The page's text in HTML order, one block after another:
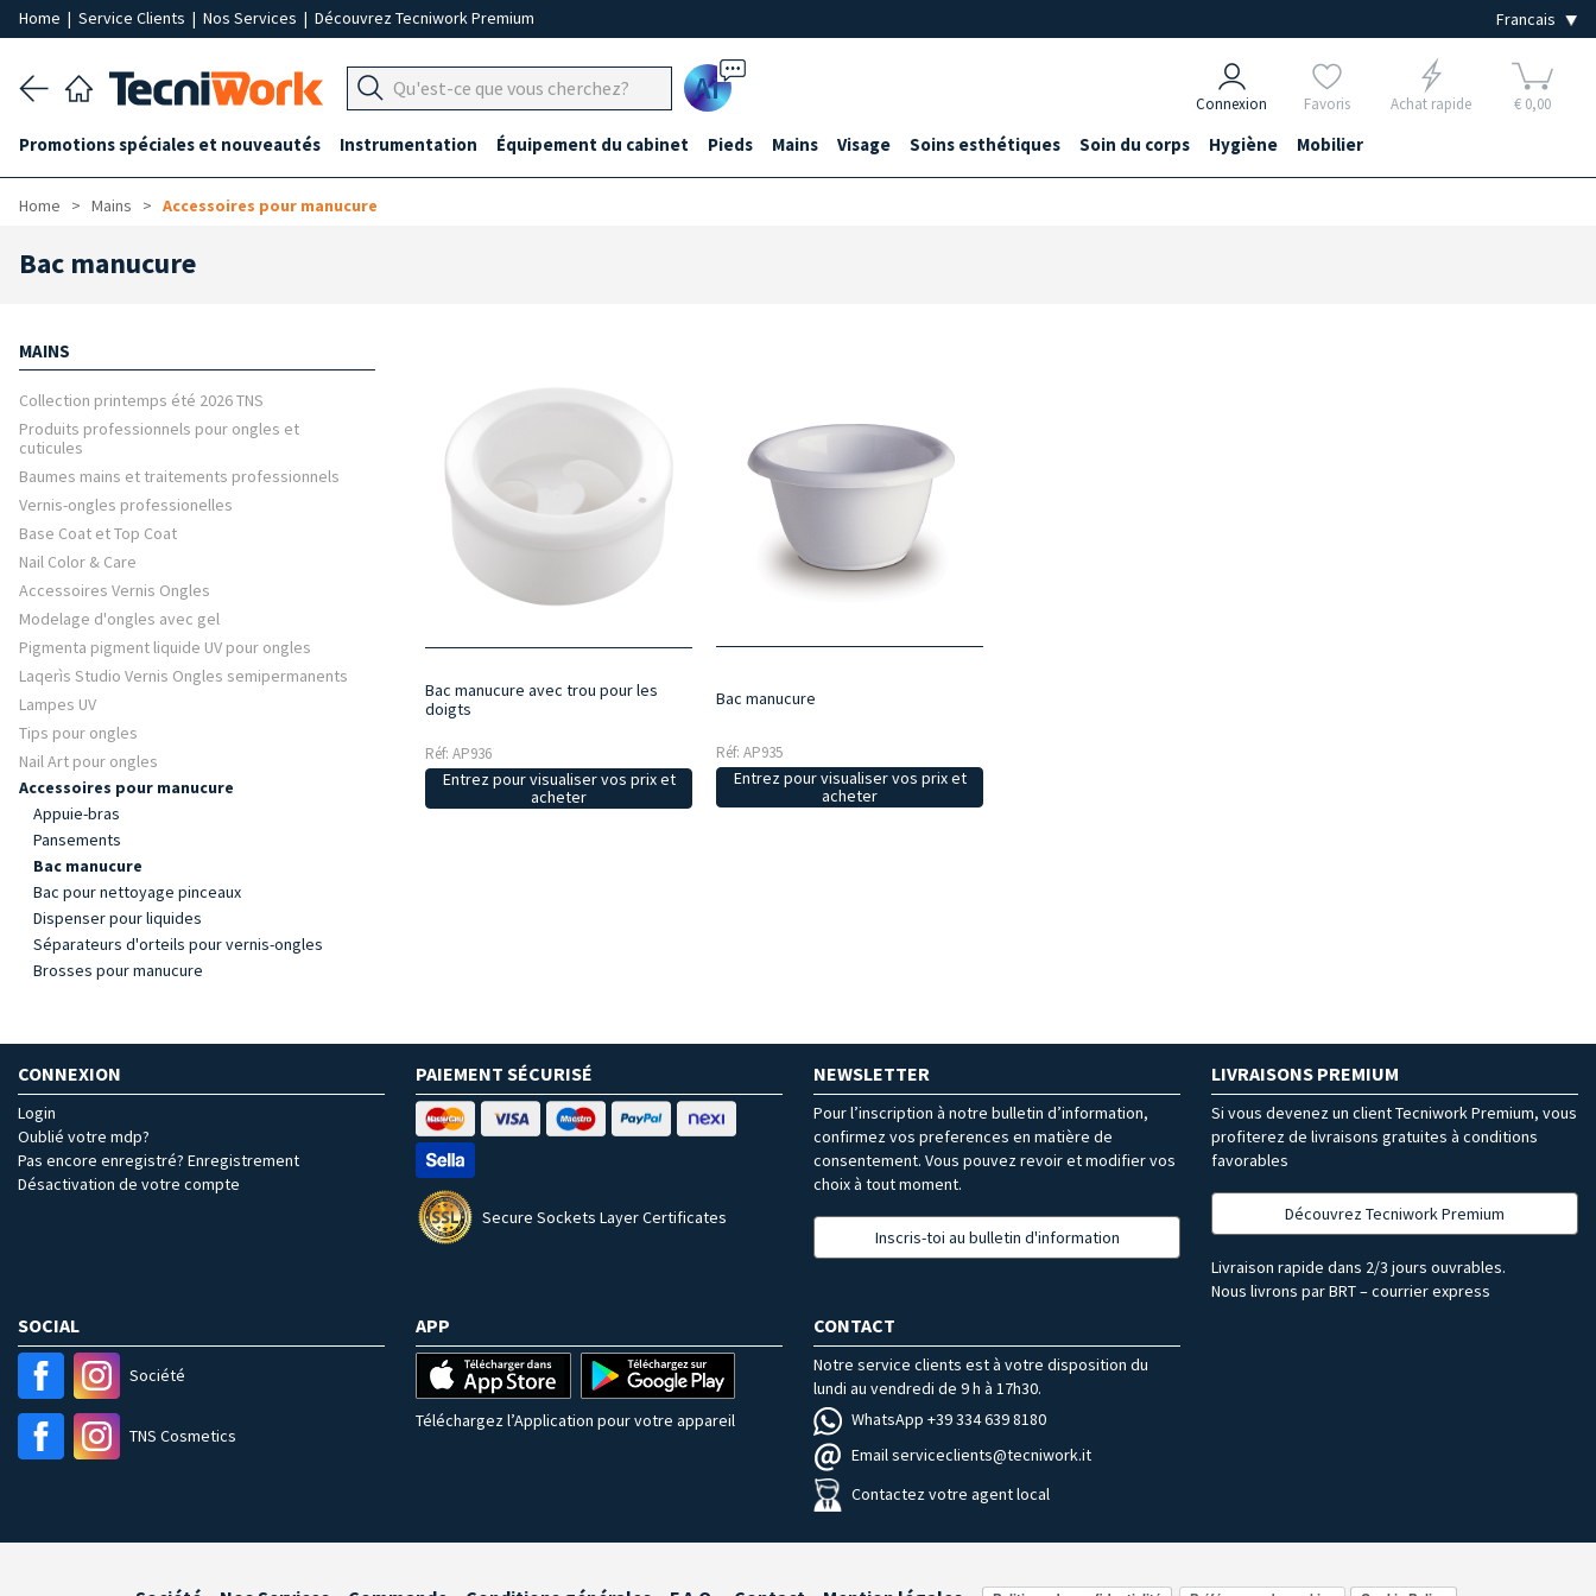
Home | Service Clients | Nos Services | Découvrez Tecniwork Premium
Ai Connexion Favoris Achat rapide € 0,00
Promotions spéciales et nouveautés Instrumentation Équipement du cabinet Pieds Mains Visage Soins esthétiques Soin du corps Hygiène Mobilier
Home Mains Accessoires pour manucure
Bac manucure
MAINS
Collection printemps été 2026 TNS
Produits professionnels pour ongles et
cuticules
Baumes mains et traitements professionnels
Vernis-ongles professionelles
Base Coat et Top Coat
Nail Color & Care
Accessoires Vernis Ongles
Modelage d'ongles avec gel
Pigmenta pigment liquide UV pour ongles
Laqerìs Studio Vernis Ongles semipermanents
Lampes UV
Tips pour ongles
Nail Art pour ongles
Accessoires pour manucure
Appuie-bras
Pansements
Bac manucure
Bac pour nettoyage pinceaux
Dispenser pour liquides
Séparateurs d'orteils pour vernis-ongles
Brosses pour manucure
Bac manucure avec trou pour les
doigts
Réf: AP936
Entrez pour visualiser vos prix et
acheter
Bac manucure
Réf: AP935
Entrez pour visualiser vos prix et
acheter
CONNEXION
Login
Oublié votre mdp?
Pas encore enregistré? Enregistrement
Désactivation de votre compte
PAIEMENT SÉCURISÉ
Secure Sockets Layer Certificates
NEWSLETTER
Pour l’inscription à notre bulletin d’information,
confirmez vos preferences en matière de
consentement. Vous pouvez revoir et modifier vos
choix à tout moment.
Inscris-toi au bulletin d'information
LIVRAISONS PREMIUM
Si vous devenez un client Tecniwork Premium, vous
profiterez de livraisons gratuites à conditions
favorables
Découvrez Tecniwork Premium
Livraison rapide dans 2/3 jours ouvrables.
Nous livrons par BRT – courrier express
SOCIAL
Société
TNS Cosmetics
APP
Téléchargez l’Application pour votre appareil
CONTACT
Notre service clients est à votre disposition du
lundi au vendredi de 9 h à 17h30.
WhatsApp +39 334 639 8180
Email serviceclients@tecniwork.it
Contactez votre agent local